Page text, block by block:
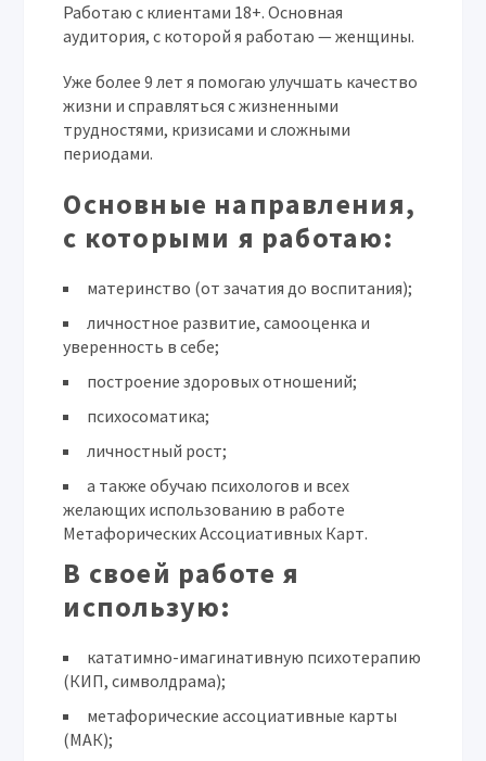
Работаю с клиентами 18+. Основная
аудитория, с которой я работаю — женщины.
Уже более 9 лет я помогаю улучшать качество
жизни и справляться с жизненными
трудностями, кризисами и сложными
периодами.
Основные направления,
с которыми я работаю:
материнство (от зачатия до воспитания);
личностное развитие, самооценка и
уверенность в себе;
построение здоровых отношений;
психосоматика;
личностный рост;
а также обучаю психологов и всех
желающих использованию в работе
Метафорических Ассоциативных Карт.
В своей работе я
использую:
кататимно-имагинативную психотерапию
(КИП, символдрама);
метафорические ассоциативные карты
(МАК);